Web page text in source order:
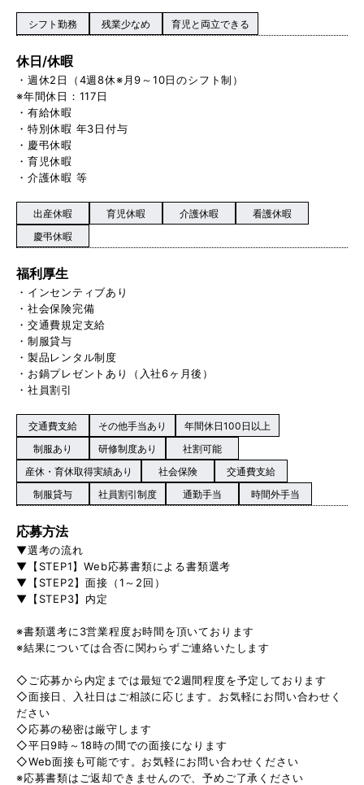
シフト勤務 残業少なめ 育児と両立できる
休日/休暇
・週休2日（4週8休※月9～10日のシフト制）
※年間休日：117日
・有給休暇
・特別休暇 年3日付与
・慶弔休暇
・育児休暇
・介護休暇 等
出産休暇 育児休暇 介護休暇
看護休暇
慶弔休暇
福利厚生
・インセンティブあり
・社会保険完備
・交通費規定支給
・制服貸与
・製品レンタル制度
・お鍋プレゼントあり（入社6ヶ月後）
・社員割引
交通費支給 その他手当あり
年間休日100日以上
制服あり
研修制度あり
社割可能
産休・育休取得実績あり
社会保険
交通費支給
制服貸与
社員割引制度 通勤手当 時間外手当
応募方法
▼選考の流れ
▼【STEP1】Web応募書類による書類選考
▼【STEP2】面接（1～2回）
▼【STEP3】内定
※書類選考に3営業程度お時間を頂いております
※結果については合否に関わらずご連絡いたします
◇ご応募から内定までは最短で2週間程度を予定しております
◇面接日、入社日はご相談に応じます。お気軽にお問い合わせく
ださい
◇応募の秘密は厳守します
◇平日9時～18時の間での面接になります
◇Web面接も可能です。お気軽にお問い合わせください
※応募書類はご返却できませんので、予めご了承ください